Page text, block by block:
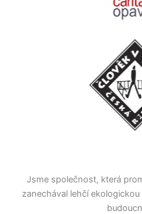
Jsme společnost, která
zanechával lehčí